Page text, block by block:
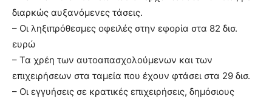
διαρκώς αυξανόμενες τάσεις.
– Οι ληξιπρόθεσμες οφειλές στην εφορία στα 82 δισ.
ευρώ
– Τα χρέη των αυτοαπασχολούμενων και των
επιχειρήσεων στα ταμεία που έχουν φτάσει στα 29 δισ.
– Οι εγγυήσεις σε κρατικές επιχειρήσεις, δημόσιους